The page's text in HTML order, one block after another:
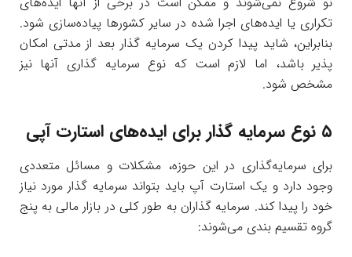
تکراری یا ایده‌های اجرا شده در سایر کشورها پیاده‌سازی شود.
بنابراین، شاید پیدا کردن یک سرمایه گذار بعد از مدتی امکان
پذیر باشد، اما لازم است که نوع سرمایه گذاری آنها نیز
مشخص شود.
۵ نوع سرمایه گذار برای ایده‌های استارت آپی
برای سرمایه‌گذاری در این حوزه، مشکلات و مسائل متعددی
وجود دارد و یک استارت آپ باید بتواند سرمایه گذار مورد نیاز
خود را پیدا کند. سرمایه گذاران به طور کلی در بازار مالی به پنج
گروه تقسیم بندی می‌شوند: